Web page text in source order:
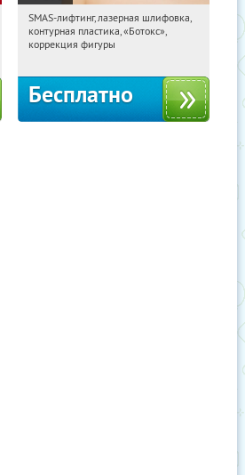
01:27:09 Получили:2867
Шаболовская
SMAS-лифтинг, лазерная шлифовка,
контурная пластика, «Ботокс»,
коррекция фигуры
Бесплатно